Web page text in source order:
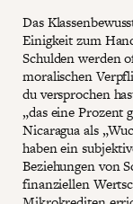
Das
Einigkeit zum
Schulden werden
moralischen
du versprochen
„das eine Prozent
Nicaragua als
haben ein
Beziehungen von
finanziellen